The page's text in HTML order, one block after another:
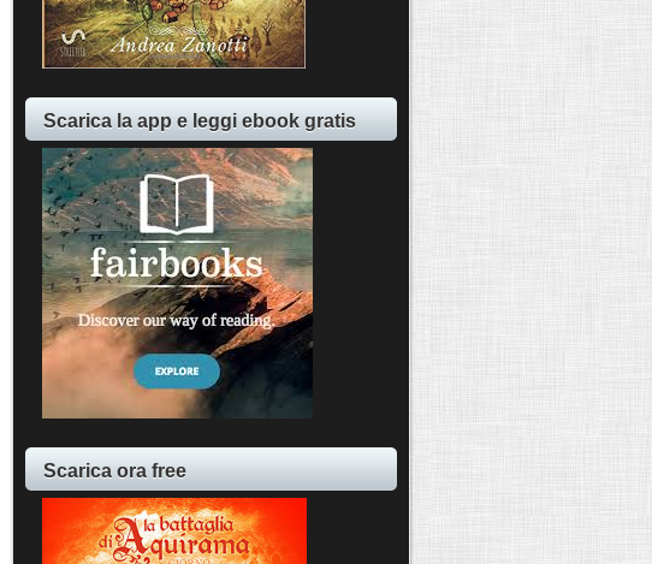
Scarica la app e leggi ebook gratis
Scarica ora free